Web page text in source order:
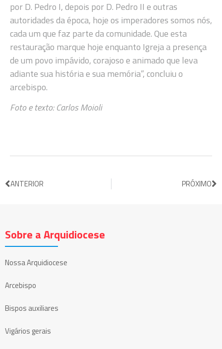
por D. Pedro I, depois por D. Pedro II e outras
autoridades da época, hoje os imperadores somos nós,
cada um que faz parte da comunidade. Que esta
restauração marque hoje enquanto Igreja a presença
de um povo impávido, corajoso e animado que leva
adiante sua história e sua memória”, concluiu o
arcebispo.
Foto e texto: Carlos Moioli
ANTERIOR PRÓXIMO
Sobre a Arquidiocese
Nossa Arquidiocese
Arcebispo
Bispos auxiliares
Vigários gerais